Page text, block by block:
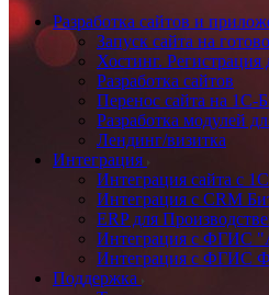
Разработка сайтов и
Запуск сайта на
Хостинг. Регистрация
Разработка сайтов
Перенос сайта на 1С-
Разработка модулей
Лендинг/визитка
Интеграция
Интеграция сайта с 1С
Интеграция с CRM
ERP для
Интеграция с
Интеграция с ФГИС
Поддержка